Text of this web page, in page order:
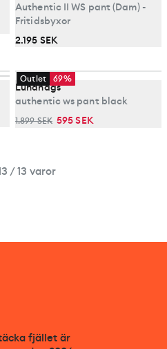
Authentic II WS pant (Dam) -
Fritidsbyxor
2.195 SEK
Outlet 69%
Lundhags
authentic ws pant black
1.899 SEK 595 SEK
/ 13 varor
fjället är